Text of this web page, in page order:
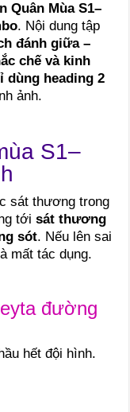
Quân Mùa S1–
. Nội dung tập
đánh giữa –
chế và kinh
dùng heading 2
ảnh.
S1–
sát thương trong
tớisát thương
sót. Nếu lên sai
mất tác dụng.
đường
hết đội hình.